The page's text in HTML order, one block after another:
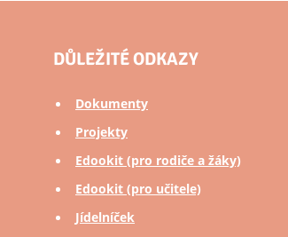
DŮLEŽITÉ ODKAZY
Dokumenty
Projekty
Edookit (pro rodiče a žáky)
Edookit (pro učitele)
Jídelníček